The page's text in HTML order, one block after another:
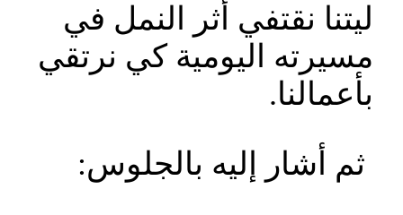
ليتنا نقتفي أثر النمل في
مسيرته اليومية كي نرتقي
بأعمالنا.
ثم أشار إليه بالجلوس: